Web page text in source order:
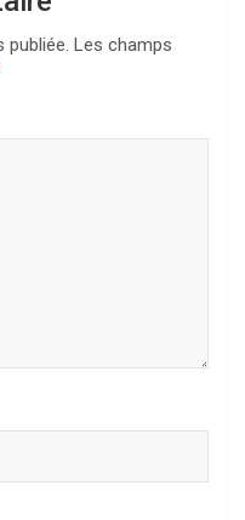
publiée. Les champs